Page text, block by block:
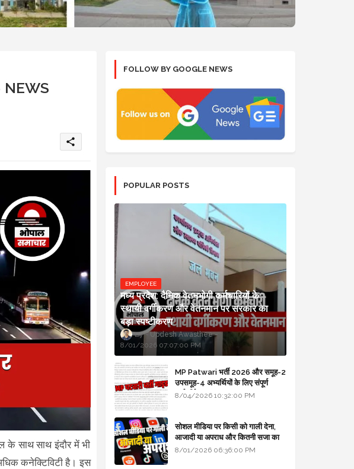
NEWS
share
के साथ साथ इंदौर में भी
कनेक्टिविटी है। इस
FOLLOW BY GOOGLE NEWS
POPULAR POSTS
EMPLOYEE
मध्य प्रदेश: दैनिक वेतनभोगी कर्मचारियों के
स्थायी वर्गीकरण और वेतनमान पर सरकार का
बड़ा स्पष्टीकरण
Updesh Awasthee
8/01/2026 07:07:00 PM
MP Patwari भर्ती 2026 और समूह-2
उपसमूह-4 अभ्यर्थियों के लिए संपूर्ण
मार्गदर्शिका
8/04/2026 10:32:00 PM
सोशल मीडिया पर किसी को गाली देना,
आजादी या अपराध और कितनी सजा का
प्रावधान - free legal advice
8/01/2026 06:36:00 PM